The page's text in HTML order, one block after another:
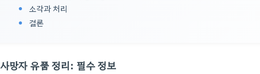
소각과 처리
결론
사망자 유품 정리: 필수 정보